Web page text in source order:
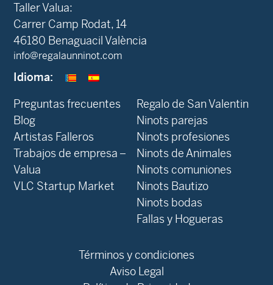
Taller Valua:
Carrer Camp Rodat, 14
46180 Benaguacil València
info@regalaunninot.com
Idioma:
Preguntas frecuentes
Blog
Artistas Falleros
Trabajos de empresa –
Valua
VLC Startup Market
Regalo de San Valentin
Ninots parejas
Ninots profesiones
Ninots de Animales
Ninots comuniones
Ninots Bautizo
Ninots bodas
Fallas y Hogueras
Términos y condiciones
Aviso Legal